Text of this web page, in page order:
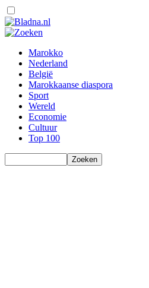
Marokko
Nederland
België
Marokkaanse diaspora
Sport
Wereld
Economie
Cultuur
Top 100